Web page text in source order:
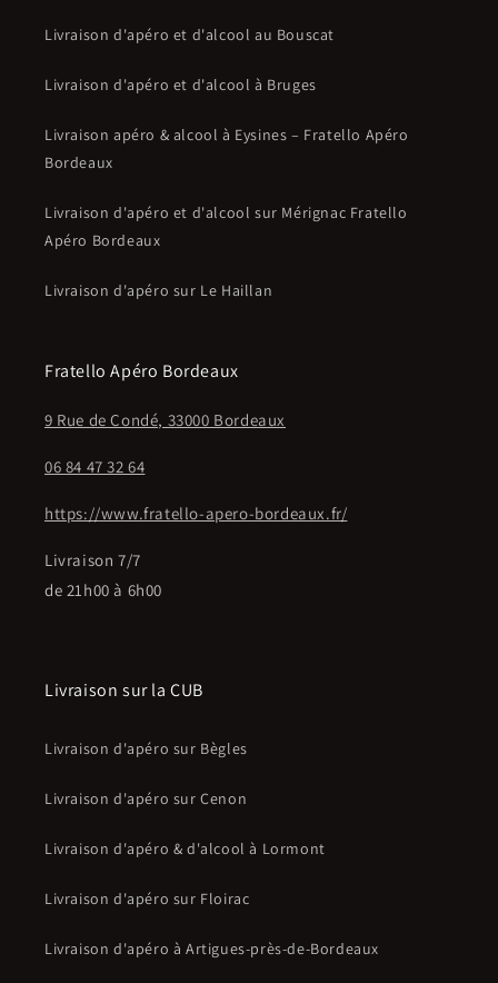
Livraison d'apéro et d'alcool au Bouscat
Livraison d'apéro et d'alcool à Bruges
Livraison apéro & alcool à Eysines – Fratello Apéro
Bordeaux
Livraison d'apéro et d'alcool sur Mérignac Fratello
Apéro Bordeaux
Livraison d'apéro sur Le Haillan
Fratello Apéro Bordeaux
9 Rue de Condé, 33000 Bordeaux
06 84 47 32 64
https://www.fratello-apero-bordeaux.fr/
Livraison 7/7
de 21h00 à 6h00
Livraison sur la CUB
Livraison d'apéro sur Bègles
Livraison d'apéro sur Cenon
Livraison d'apéro & d'alcool à Lormont
Livraison d'apéro sur Floirac
Livraison d'apéro à Artigues-près-de-Bordeaux